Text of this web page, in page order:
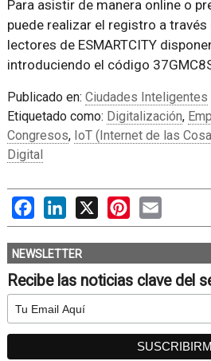
Para asistir de manera online o
puede realizar el registro a través
lectores de ESMARTCITY
introduciendo el código
Publicado en: Ciudades Inteligentes
Etiquetado como: Digitalización,
Congresos, IoT (Internet de las
Digital
FacebookLinkedIn Pinterest
NEWSLETTER
Recibe las noticias clave del